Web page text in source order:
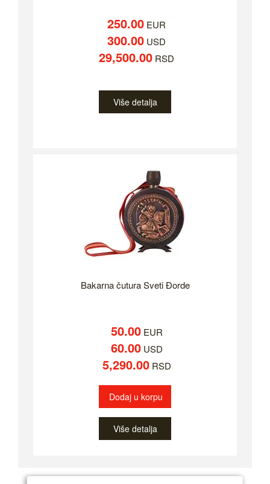
250.00 EUR
300.00 USD
29,500.00 RSD
Više detalja
Bakarna čutura Sveti Đorde
50.00EUR
60.00USD
5,290.00RSD
Dodaj u korpu
Više detalja